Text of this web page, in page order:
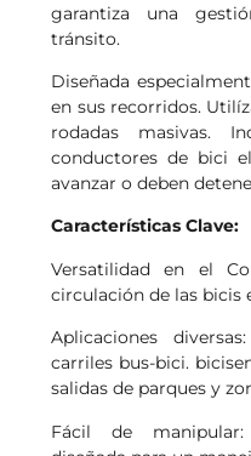
garantiza una
tránsito.
Diseñada
en sus recorridos.
rodadas masivas.
conductores de bici
avanzar o deben
Características Clave:
Versatilidad en el
circulación de las bicis
Aplicaciones
carriles bus-bici.
salidas de parques y
Fácil de